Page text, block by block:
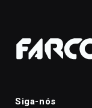
Siga-nós